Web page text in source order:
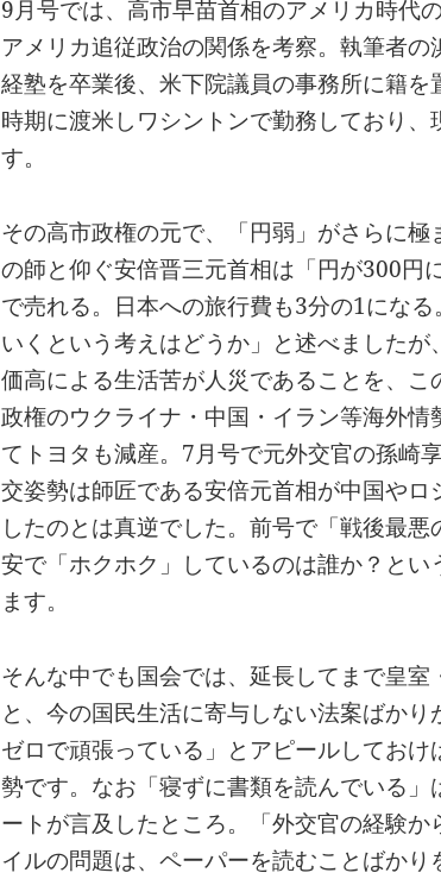
9月号では、高市早苗首相のアメリカ時代
アメリカ追従政治の関係を考察。執筆者
経塾を卒業後、米下院議員の事務所に籍
時期に渡米しワシントンで勤務しており
す。
その高市政権の元で、「円弱」がさらに
の師と仰ぐ安倍晋三元首相は「円が300円
で売れる。日本への旅行費も3分の1にな
いくという考えはどうか」と述べました
価高による生活苦が人災であることを、
政権のウクライナ・中国・イラン等海外
てトヨタも減産。7月号で元外交官の孫崎
交姿勢は師匠である安倍元首相が中国や
したのとは真逆でした。前号で「戦後最
安で「ホクホク」しているのは誰か？とい
ます。
そんな中でも国会では、延長してまで皇
と、今の国民生活に寄与しない法案ばか
ゼロで頑張っている」とアピールしてお
勢です。なお「寝ずに書類を読んでいる
ートが言及したところ。「外交官の経験
イルの問題は、ペーパーを読むことばか